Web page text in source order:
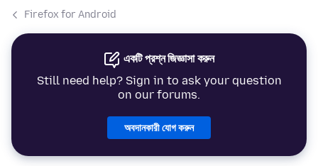
Firefox for Android
একটি প্রশ্ন জিজ্ঞাসা করুন
Still need help? Sign in to ask your question
on our forums.
অবদানকারী যোগ করুন